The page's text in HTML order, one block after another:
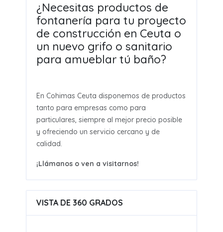
¿Necesitas productos de
fontanería para tu proyecto
de construcción en Ceuta o
un nuevo grifo o sanitario
para amueblar tú baño?
En Cohimas Ceuta disponemos de productos
tanto para empresas como para
particulares, siempre al mejor precio posible
y ofreciendo un servicio cercano y de
calidad.
¡Llámanos o ven a visitarnos!
VISTA DE 360 GRADOS